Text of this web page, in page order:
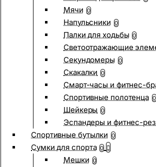
Мячи 0
Напульсники 0
Палки для ходьбы 0
Светоотражающие
Секундомеры 0
Скакалки 0
Смарт-часы и фитнес-
Спортивные полотенца 0
Шейкеры 0
Эспандеры и фитнес-
Спортивные бутылки 0
Сумки для спорта 0
Мешки 0